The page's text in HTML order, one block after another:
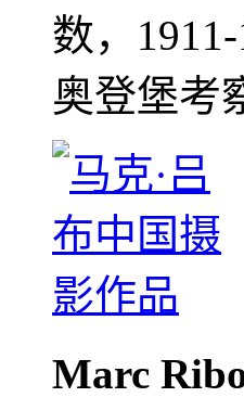
数，
奥登堡考
Marc